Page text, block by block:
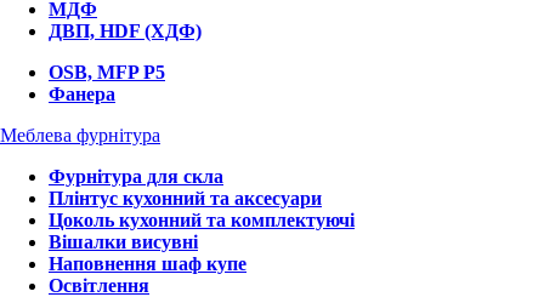
МДФ
ДВП, HDF (ХДФ)
OSB, MFP P5
Фанера
Меблева фурнітура
Фурнітура для скла
Плінтус кухонний та аксесуари
Цоколь кухонний та комплектуючі
Вішалки висувні
Наповнення шаф купе
Освітлення